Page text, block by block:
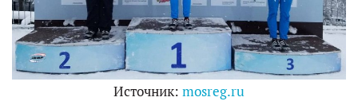
Источник: mosreg.ru